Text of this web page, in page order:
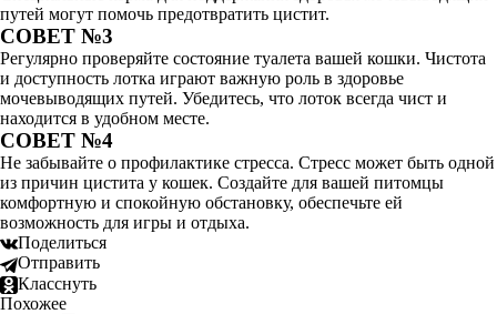
путей могут помочь предотвратить цистит.
СОВЕТ №3
Регулярно проверяйте состояние туалета вашей кошки. Чистота
и доступность лотка играют важную роль в здоровье
мочевыводящих путей. Убедитесь, что лоток всегда чист и
находится в удобном месте.
СОВЕТ №4
Не забывайте о профилактике стресса. Стресс может быть одной
из причин цистита у кошек. Создайте для вашей питомцы
комфортную и спокойную обстановку, обеспечьте ей
возможность для игры и отдыха.
Поделиться
Отправить
Класснуть
Похожее